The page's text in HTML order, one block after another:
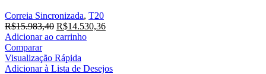
Correia Sincronizada, T20
R$15.983,40 O
preço
era:
R$15.983,40.
R$14.530,36O
R$14.530,36.
Adicionar ao carrinho
Comparar
Visualização Rápida
Adicionar à Lista de Desejos